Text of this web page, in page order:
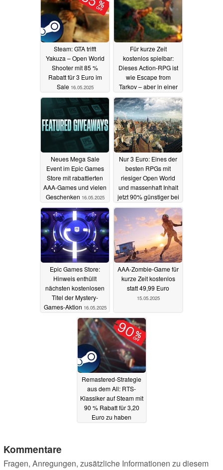
17.05.2025
Steam: GTA trifft
Yakuza – Open World
Shooter mit 85 %
Rabatt für 3 Euro im
Sale 16.05.2025
Für kurze Zeit
kostenlos spielbar:
Dieses Action-RPG ist
wie Escape from
Tarkov – aber in einer
Fantasy-Welt16.05.2025
Neues Mega Sale
Event im Epic Games
Store mit rabattierten
AAA-Games und vielen
Geschenken 16.05.2025
Nur 3 Euro: Eines der
besten RPGs mit
riesiger Open World
und massenhaft Inhalt
jetzt 90% günstiger bei
Steam und GOG
16.05.2025
Epic Games Store:
Hinweis enthüllt
nächsten kostenlosen
Titel der Mystery-
Games-Aktion 16.05.2025
AAA-Zombie-Game für
kurze Zeit kostenlos
statt 49,99 Euro
15.05.2025
Remastered-Strategie
aus dem All: RTS-
Klassiker auf Steam mit
90 % Rabatt für 3,20
Euro zu haben
Kommentare
Fragen, Anregungen, zusätzliche Informationen zu diesem